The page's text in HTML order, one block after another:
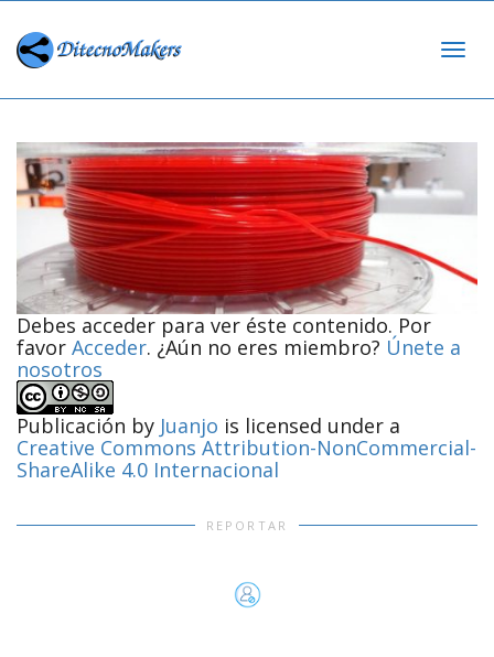
Debes acceder para ver éste contenido. Por
favor Acceder. ¿Aún no eres miembro? Únete a
nosotros
Publicación by Juanjo is licensed under a
Creative Commons Attribution-NonCommercial-
ShareAlike 4.0 Internacional
REPORTAR